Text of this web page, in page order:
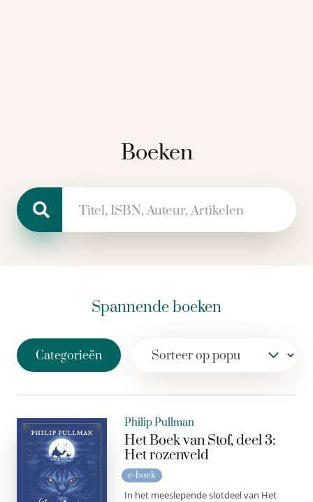
Boeken
Zoeken naar:
Spannende boeken
Categorieën
Philip Pullman
Het Boek van Stof, deel 3:
Het rozenveld
e-boek
In het meeslepende slotdeel van Het